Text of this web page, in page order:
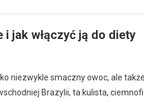
jak włączyć ją do diety
niezwykle smaczny owoc, ale
Brazylii, ta kulista,